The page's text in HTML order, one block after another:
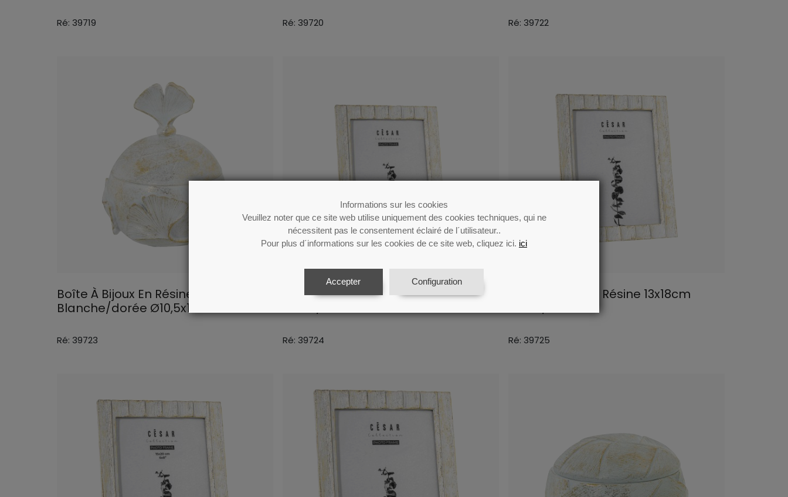
Informations sur les cookies
Veuillez noter que ce site web utilise uniquement des cookies techniques, qui ne
nécessitent pas le consentement éclairé de l´utilisateur..
Pour plus d´informations sur les cookies de ce site web, cliquez ici. ici
Accepter Configuration
Ré: 39719 Ré: 39720 Ré: 39722
Boîte À Bijoux En Résine
Blanche/dorée Ø10,5x13cm
Ré: 39723
Porte-photo En Résine 10x15cm
Ré: 39724
Porte-photo En Résine 13x18cm
Ré: 39725